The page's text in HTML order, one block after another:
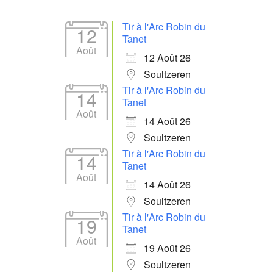
12
Août
Tir à l'Arc Robin du
Tanet
12 Août 26
Soultzeren
14
Août
Tir à l'Arc Robin du
Tanet
14 Août 26
Soultzeren
14
Août
Tir à l'Arc Robin du
Tanet
14 Août 26
Soultzeren
19
Août
Tir à l'Arc Robin du
Tanet
19 Août 26
Soultzeren